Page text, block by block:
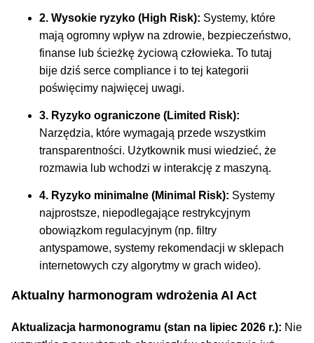
2. Wysokie ryzyko (High Risk): Systemy, które
mają ogromny wpływ na zdrowie, bezpieczeństwo,
finanse lub ścieżkę życiową człowieka. To tutaj
bije dziś serce compliance i to tej kategorii
poświęcimy najwięcej uwagi.
3. Ryzyko ograniczone (Limited Risk):
Narzędzia, które wymagają przede wszystkim
transparentności. Użytkownik musi wiedzieć, że
rozmawia lub wchodzi w interakcję z maszyną.
4. Ryzyko minimalne (Minimal Risk): Systemy
najprostsze, niepodlegające restrykcyjnym
obowiązkom regulacyjnym (np. filtry
antyspamowe, systemy rekomendacji w sklepach
internetowych czy algorytmy w grach wideo).
Aktualny harmonogram wdrożenia AI Act
Aktualizacja harmonogramu (stan na lipiec 2026 r.): Nie